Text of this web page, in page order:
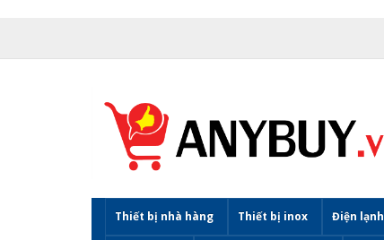
Thiết bị nhà hàng Thiết bị inox Điện lạnh